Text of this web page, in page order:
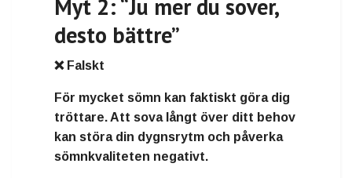
Myt 2: “Ju mer du sover,
desto bättre”
❌ Falskt
För mycket sömn kan faktiskt göra dig
tröttare. Att sova långt över ditt behov
kan störa din dygnsrytm och påverka
sömnkvaliteten negativt.